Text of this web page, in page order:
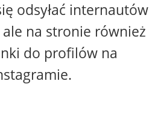
odsyłać internautów
na stronie również
do profilów na